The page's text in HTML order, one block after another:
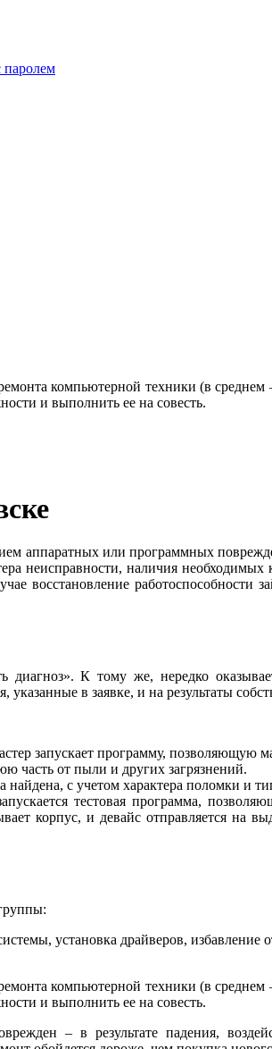
паролем
компьютерной техники (в
и выполнить ее на совесть.
аппаратных или программных
неисправности, наличия
восстановление работоспособности
диагноз». К тому же, нередко
в заявке, и на результаты
запускает программу, позволяющую
часть от пыли и других загрязнений.
найдена, с учетом характера поломки и
тестовая программа,
корпус, и девайс отправляется на
установка драйверов, избавление
компьютерной техники (в
и выполнить ее на совесть.
– в результате падения,